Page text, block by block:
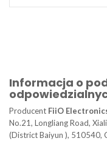
Informacja o
Producent FiiO
No.21, Longliang Road,
(District Baiyun ), 510540,